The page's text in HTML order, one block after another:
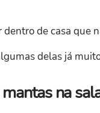
de casa que
delas já
na